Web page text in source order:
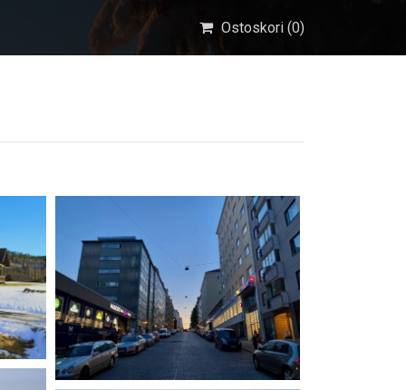
Ostoskori (0)